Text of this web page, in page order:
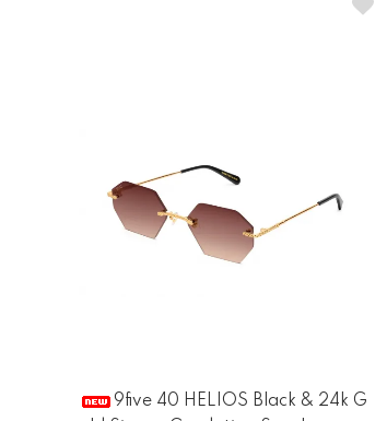
9five 40 HELIOS Black & 24k G